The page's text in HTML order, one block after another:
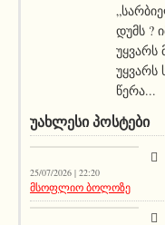
დუმს ?
უყვარს
უყვარს
წერა...
ᲣᲐᲮᲚᲔᲡᲘ ᲞᲝᲡᲢᲔᲑᲘ
სიახლეები
25/07/2026 | 22:20
მსოფლიო ბოლოზე
სიახლეები